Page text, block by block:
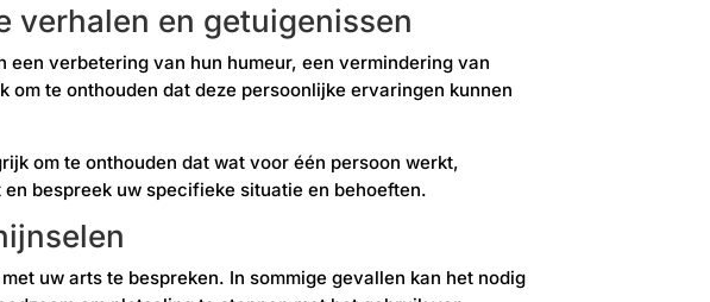
verhalen en getuigenissen
verbetering van hun humeur, een vermindering van
te onthouden dat deze persoonlijke ervaringen kunnen
om te onthouden dat wat voor één persoon werkt,
bespreek uw specifieke situatie en behoeften.
uw arts te bespreken. In sommige gevallen kan het nodig